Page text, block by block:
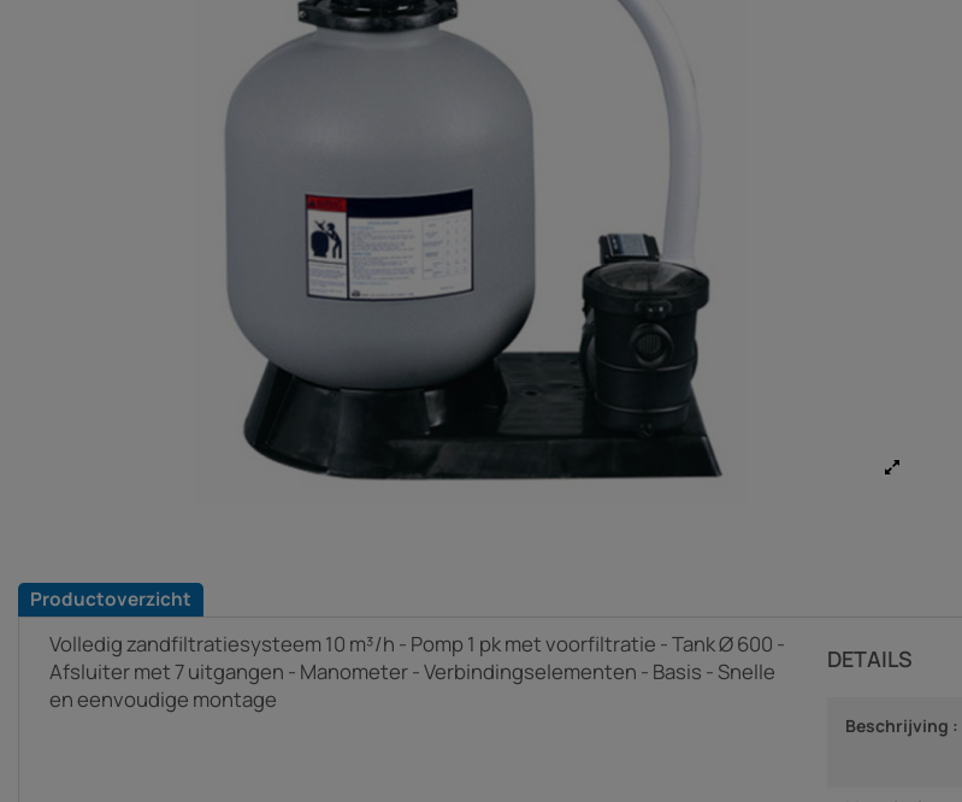
Productoverzicht
Volledig zandfiltratiesysteem 10 m³/h - Pomp 1 pk met voorfiltratie - Tank Ø 600 -
Afsluiter met 7 uitgangen - Manometer - Verbindingselementen - Basis - Snelle
en eenvoudige montage
DETAILS
Beschrijving :